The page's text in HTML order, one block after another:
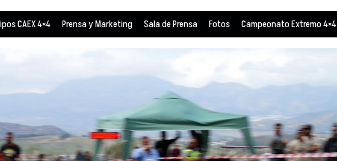
CAEX 4×4 Prensa y Marketing Sala de Prensa Fotos Campeonato Extremo 4×4